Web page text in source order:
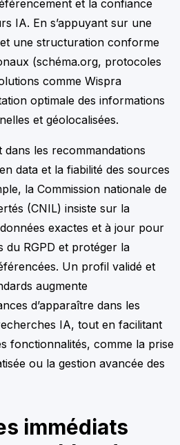
et la confiance
IA. En s’appuyant sur une
une structuration conforme
(schéma.org, protocoles
comme Wispra
optimale des informations
et géolocalisées.
dans les recommandations
data et la fiabilité des sources
la Commission nationale de
(CNIL) insiste sur la
exactes et à jour pour
du RGPD et protéger la
Un profil validé et
augmente
d’apparaître dans les
IA, tout en facilitant
fonctionnalités, comme la prise
ou la gestion avancée des
immédiats